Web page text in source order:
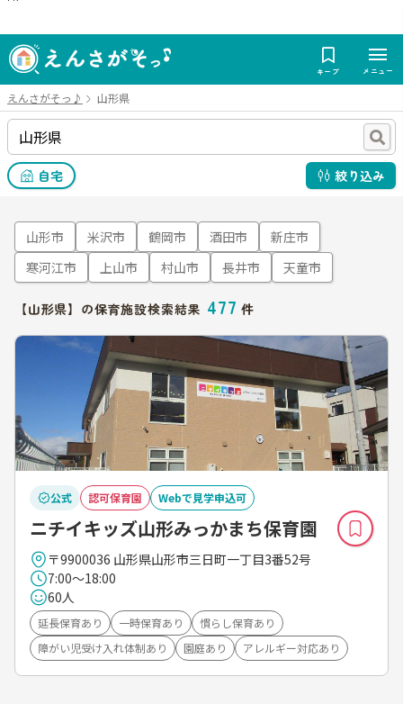
キープ メニュー
えんさがそっ♪ 山形県
自宅 絞り込み
山形市 米沢市 鶴岡市 酒田市
新庄市
寒河江市
上山市 村山市 長井市 天童市
【山形県】の保育施設検索結果 477 件
公式 認可保育園 Webで見学申込可
ニチイキッズ山形みっかまち保育園
〒9900036 山形県山形市三日町一丁目3番52号
7:00～18:00
60人
延長保育あり 一時保育あり
慣らし保育あり
障がい児受け入れ体制あり
園庭あり アレルギー対応あり